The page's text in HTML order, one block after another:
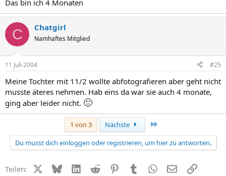
Das bin ich 4 Monaten
C Chatgirl
Namhaftes Mitglied
11 Juli 2004 #25
Meine Tochter mit 11/2 wollte abfotografieren aber geht nicht
musste äteres nehmen. Hab eins da war sie auch 4 monate,
ging aber leider nicht. 🙁
1 von 3 Nächste
Du musst dich einloggen oder registrieren, um hier zu antworten.
Teilen: X (Twitter)
BlueskyLinkedIn
Reddit PinterestTumblr WhatsApp
E-MailLink